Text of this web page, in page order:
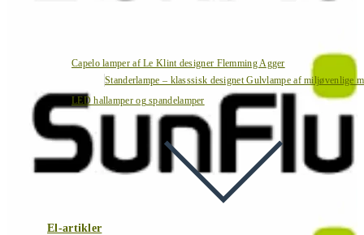
Capelo lamper af Le Klint designer Flemming Agger
Standerlampe – klasssisk designet Gulvlampe af miljøvenlige
LED hallamper og spandelamper
El-artikler